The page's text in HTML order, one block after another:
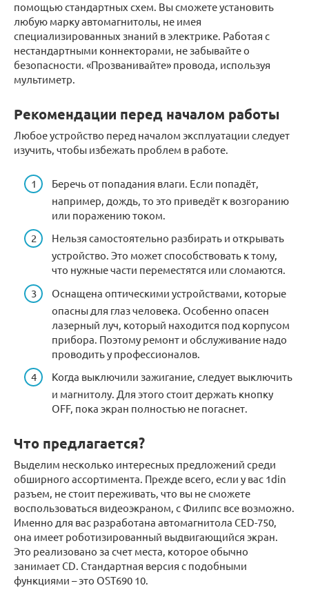
помощью стандартных схем. Вы сможете установить
любую марку автомагнитолы, не имея
специализированных знаний в электрике. Работая с
нестандартными коннекторами, не забывайте о
безопасности. «Прозванивайте» провода, используя
мультиметр.
Рекомендации перед началом работы
Любое устройство перед началом эксплуатации следует
изучить, чтобы избежать проблем в работе.
Беречь от попадания влаги. Если попадёт,
например, дождь, то это приведёт к возгоранию
или поражению током.
Нельзя самостоятельно разбирать и открывать
устройство. Это может способствовать к тому,
что нужные части переместятся или сломаются.
Оснащена оптическими устройствами, которые
опасны для глаз человека. Особенно опасен
лазерный луч, который находится под корпусом
прибора. Поэтому ремонт и обслуживание надо
проводить у профессионалов.
Когда выключили зажигание, следует выключить
и магнитолу. Для этого стоит держать кнопку
OFF, пока экран полностью не погаснет.
Что предлагается?
Выделим несколько интересных предложений среди
обширного ассортимента. Прежде всего, если у вас 1din
разъем, не стоит переживать, что вы не сможете
воспользоваться видеоэкраном, с Филипс все возможно.
Именно для вас разработана автомагнитола CED-750,
она имеет роботизированный выдвигающийся экран.
Это реализовано за счет места, которое обычно
занимает CD. Стандартная версия с подобными
функциями – это OST690 10.